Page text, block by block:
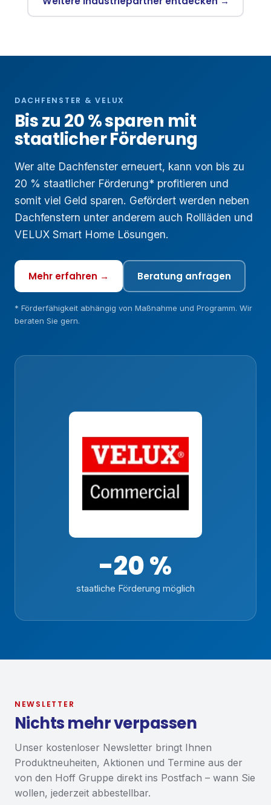
DACHFENSTER & VELUX
Bis zu 20 % sparen mit
staatlicher Förderung
Wer alte Dachfenster erneuert, kann von bis zu
20 % staatlicher Förderung* profitieren und
somit viel Geld sparen. Gefördert werden neben
Dachfenstern unter anderem auch Rollläden und
VELUX Smart Home Lösungen.
Mehr erfahren → Beratung anfragen
* Förderfähigkeit abhängig von Maßnahme und Programm. Wir
beraten Sie gern.
-20 %
staatliche Förderung möglich
NEWSLETTER
Nichts mehr verpassen
Unser kostenloser Newsletter bringt Ihnen
Produktneuheiten, Aktionen und Termine aus der
von den Hoff Gruppe direkt ins Postfach – wann Sie
wollen, jederzeit abbestellbar.